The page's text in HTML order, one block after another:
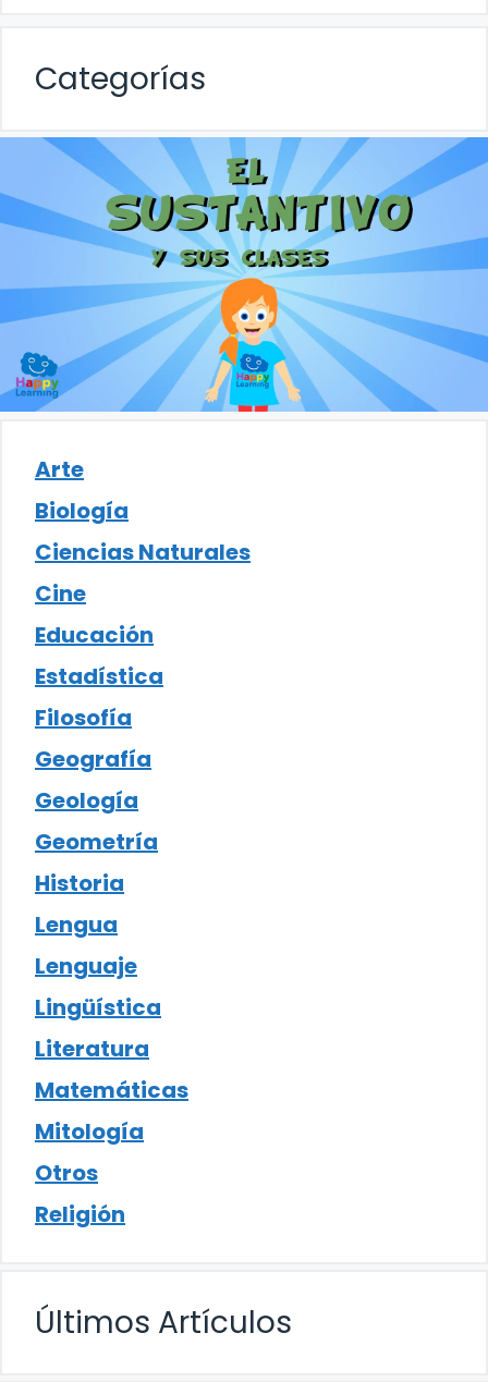
Categorías
Arte
Biología
Ciencias Naturales
Cine
Educación
Estadística
Filosofía
Geografía
Geología
Geometría
Historia
Lengua
Lenguaje
Lingüística
Literatura
Matemáticas
Mitología
Otros
Religión
Últimos Artículos